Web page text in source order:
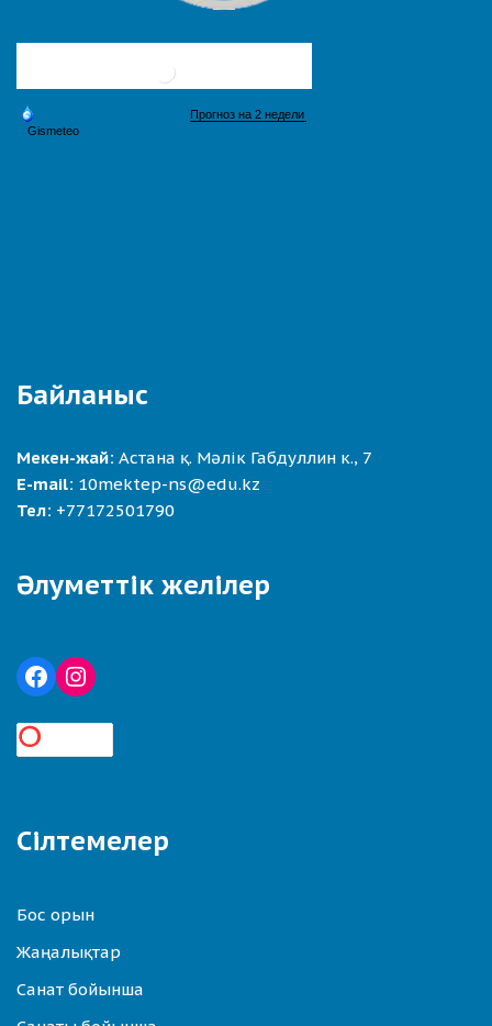
Байланыс
Мекен-жай: Астана қ. Мәлік Габдуллин к., 7
E-mail: 10mektep-ns@edu.kz
Тел: +77172501790
Әлуметтік желілер
Сілтемелер
Бос орын
Жаңалықтар
Санат бойынша